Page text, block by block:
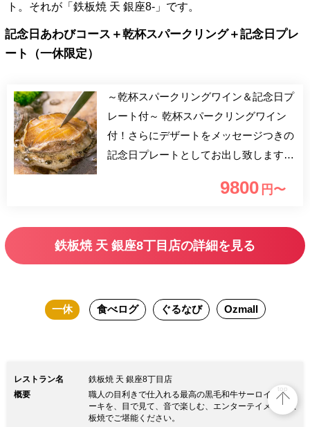
ト。それが「鉄板焼 天 銀座8-」です。
記念日あわびコース＋乾杯スパークリング＋記念日プレ
ート（一休限定）
～乾杯スパークリングワイン＆記念日プ
レート付～ 乾杯スパークリングワイン
付！さらにデザートをメッセージつきの
記念日プレートとしてお出し致します。
9800 円〜
鉄板焼 天 銀座8丁目店の詳細を見る
一休 食べログ ぐるなび Ozmall
レストラン名
鉄板焼 天 銀座8丁目店
概要
職人の目利きで仕入れる最高の黒毛和牛サーロインステ
ーキを、目で見て、音で楽しむ、エンターテイメント鉄
板焼でご堪能ください。
top